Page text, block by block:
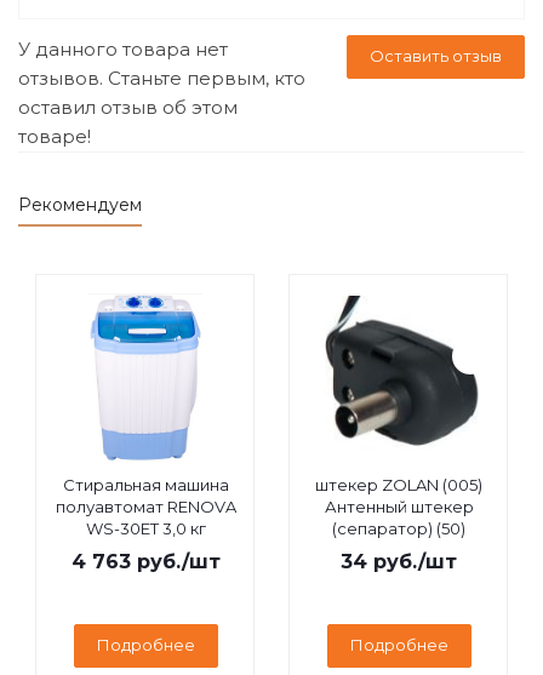
Оставить отзыв
У данного товара нет
отзывов. Станьте первым, кто
оставил отзыв об этом
товаре!
Рекомендуем
Стиральная машина
полуавтомат RENOVA
WS-30ET 3,0 кг
4 763руб./шт
Подробнее
штекер ZOLAN (005)
Антенный штекер
(сепаратор) (50)
34 руб./шт
Подробнее